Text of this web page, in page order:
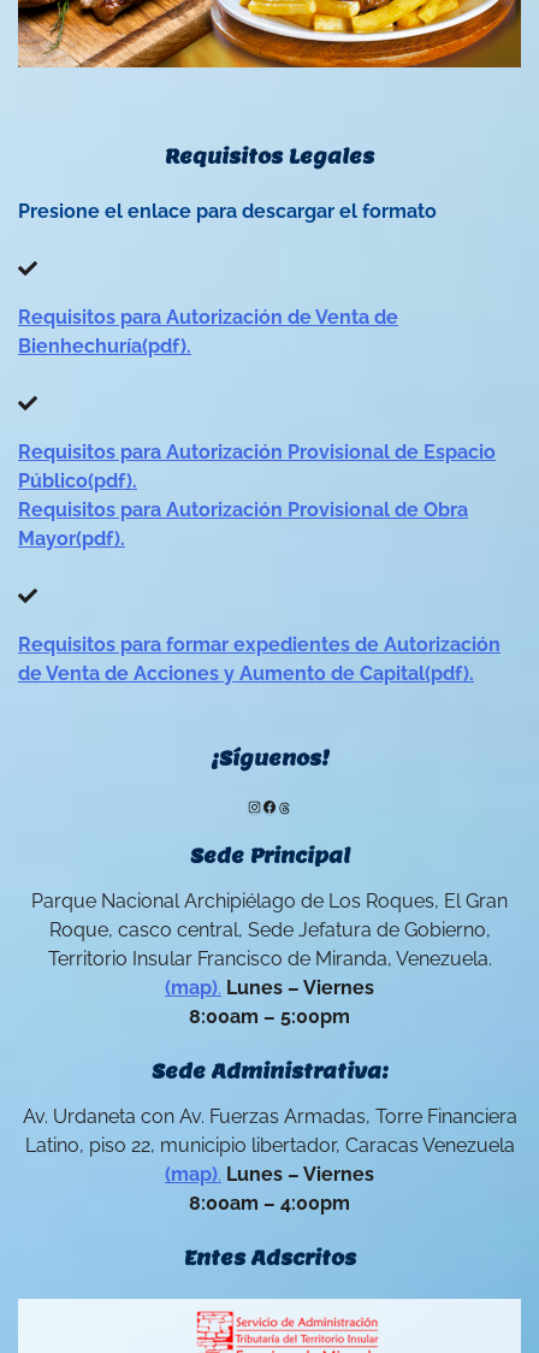
Requisitos Legales
Presione el enlace para descargar el formato
Requisitos para Autorización de Venta de
Bienhechuría(pdf).
Requisitos para Autorización Provisional de Espacio
Público(pdf).
Requisitos para Autorización Provisional de Obra
Mayor(pdf).
Requisitos para formar expedientes de Autorización
de Venta de Acciones y Aumento de Capital(pdf).
¡Síguenos!
Instagram
Facebook
Threads
Sede Principal
Parque Nacional Archipiélago de Los Roques, El Gran
Roque, casco central, Sede Jefatura de Gobierno,
Territorio Insular Francisco de Miranda, Venezuela.
(map). Lunes – Viernes
8:00am – 5:00pm
Sede Administrativa:
Av. Urdaneta con Av. Fuerzas Armadas, Torre Financiera
Latino, piso 22, municipio libertador, Caracas Venezuela
(map). Lunes – Viernes
8:00am – 4:00pm
Entes Adscritos